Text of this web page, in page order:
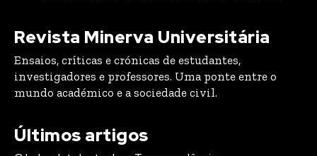
Revista Minerva Universitária
Ensaios, críticas e crónicas de estudantes,
investigadores e professores. Uma ponte entre o
mundo académico e a sociedade civil.
Últimos artigos